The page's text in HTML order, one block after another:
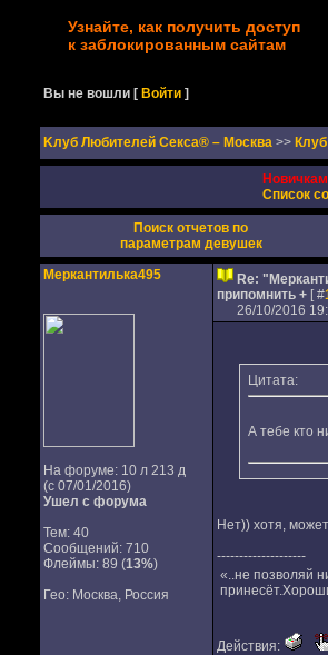
Узнайте, как получить доступ
к заблокированным сайтам
Вы не вошли [Войти ]
Kлуб Любителей Секса® – Москва >>
Список
Поиск отчетов по
параметрам девушек
Меркантилька495
На форуме: 10 л 213 д
(с 07/01/2016)
Ушел с форума
Тем: 40
Сообщений: 710
Флеймы: 89 (13%)
Гео: Москва, Россия
Re:
припомнить + [ #
26/10/2016
Цитата:
А тебе кто
Нет)) хотя,
--------------------
«..не позволяй
Действия: